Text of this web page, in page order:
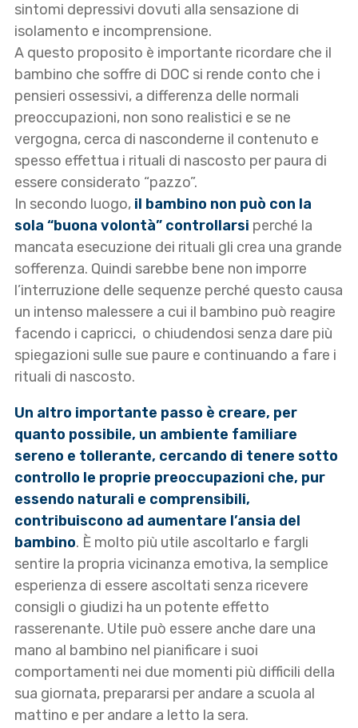
sintomi depressivi dovuti alla sensazione di
isolamento e incomprensione.
A questo proposito è importante ricordare che il
bambino che soffre di DOC si rende conto che i
pensieri ossessivi, a differenza delle normali
preoccupazioni, non sono realistici e se ne
vergogna, cerca di nasconderne il contenuto e
spesso effettua i rituali di nascosto per paura di
essere considerato “pazzo”.
In secondo luogo, il bambino non può con la
sola “buona volontà” controllarsi perché la
mancata esecuzione dei rituali gli crea una grande
sofferenza. Quindi sarebbe bene non imporre
l’interruzione delle sequenze perché questo causa
un intenso malessere a cui il bambino può reagire
facendo i capricci, o chiudendosi senza dare più
spiegazioni sulle sue paure e continuando a fare i
rituali di nascosto.
Un altro importante passo è creare, per
quanto possibile, un ambiente familiare
sereno e tollerante, cercando di tenere sotto
controllo le proprie preoccupazioni che, pur
essendo naturali e comprensibili,
contribuiscono ad aumentare l’ansia del
bambino. È molto più utile ascoltarlo e fargli
sentire la propria vicinanza emotiva, la semplice
esperienza di essere ascoltati senza ricevere
consigli o giudizi ha un potente effetto
rasserenante. Utile può essere anche dare una
mano al bambino nel pianificare i suoi
comportamenti nei due momenti più difficili della
sua giornata, prepararsi per andare a scuola al
mattino e per andare a letto la sera.